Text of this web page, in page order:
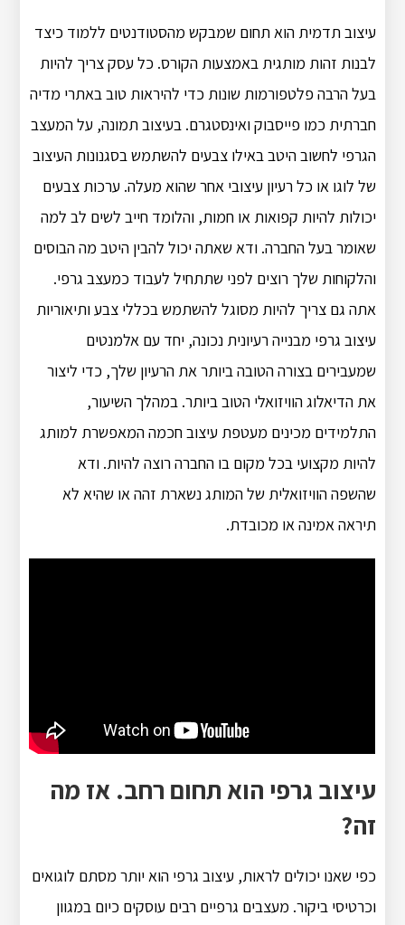
עיצוב תדמית הוא תחום שמבקש מהסטודנטים ללמוד כיצד
לבנות זהות מותגית באמצעות הקורס. כל עסק צריך להיות
בעל הרבה פלטפורמות שונות כדי להיראות טוב באתרי מדיה
חברתית כמו פייסבוק ואינסטגרם. בעיצוב תמונה, על המעצב
הגרפי לחשוב היטב באילו צבעים להשתמש בסגנונות העיצוב
של לוגו או כל רעיון עיצובי אחר שהוא מעלה. ערכות צבעים
יכולות להיות קפואות או חמות, והלומד חייב לשים לב למה
שאומר בעל החברה. ודא שאתה יכול להבין היטב מה הבוסים
והלקוחות שלך רוצים לפני שתתחיל לעבוד כמעצב גרפי.
אתה גם צריך להיות מסוגל להשתמש בכללי צבע ותיאוריות
עיצוב גרפי מבנייה רעיונית נכונה, יחד עם אלמנטים
שמעבירים בצורה הטובה ביותר את הרעיון שלך, כדי ליצור
את הדיאלוג הוויזואלי הטוב ביותר. במהלך השיעור,
התלמידים מכינים מעטפת עיצוב חכמה המאפשרת למותג
להיות מקצועי בכל מקום בו החברה רוצה להיות. ודא
שהשפה הוויזואלית של המותג נשארת זהה או שהיא לא
תיראה אמינה או מכובדת.
עיצוב גרפי הוא תחום רחב. אז מה
זה?
כפי שאנו יכולים לראות, עיצוב גרפי הוא יותר מסתם לוגואים
וכרטיסי ביקור. מעצבים גרפיים רבים עוסקים כיום במגוון